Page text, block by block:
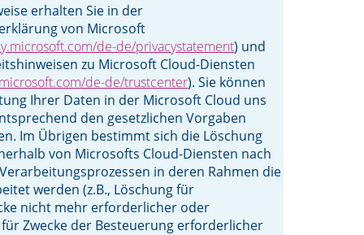
erhalten Sie in der
von Microsoft
de-de/privacystatement) und
zu Microsoft Cloud-Diensten
de-de/trustcenter). Sie können
Ihrer Daten in der Microsoft Cloud uns
den gesetzlichen Vorgaben
Im Übrigen bestimmt sich die Löschung
von Microsofts Cloud-Diensten nach
in deren Rahmen die
werden (z.B., Löschung für
nicht mehr erforderlicher oder
Zwecke der Besteuerung erforderlicher